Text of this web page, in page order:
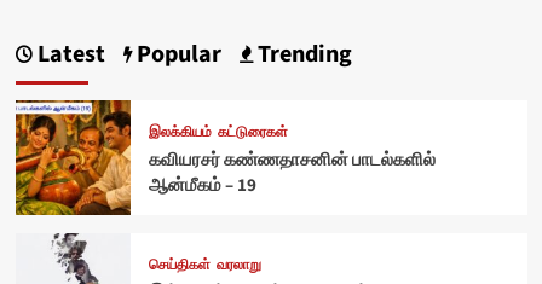
Latest Popular Trending
இலக்கியம் கட்டுரைகள்
கவியரசர் கண்ணதாசனின் பாடல்களில்
ஆன்மீகம் – 19
செய்திகள் வரலாறு